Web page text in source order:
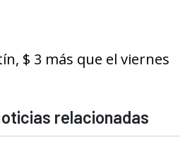
$ 3 más que el viernes
relacionadas